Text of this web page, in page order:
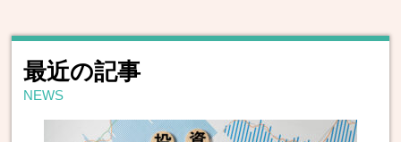
最近の記事
NEWS